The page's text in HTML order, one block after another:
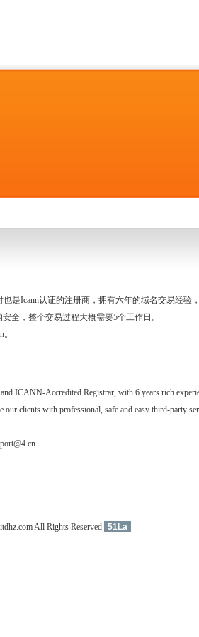
是Icann认证的注册商，拥有六年的域名交易经验
全，整个交易过程大概需要5个工作日。
ICANN-Accredited Registrar, with 6 years rich
clients with professional, safe and easy third-party
All Rights Reserved 51La